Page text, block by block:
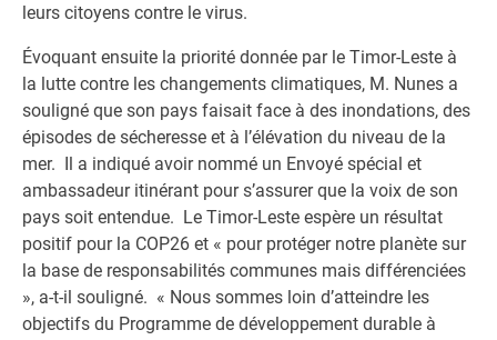
leurs citoyens contre le virus.
Évoquant ensuite la priorité donnée par le Timor-Leste à
la lutte contre les changements climatiques, M. Nunes a
souligné que son pays faisait face à des inondations, des
épisodes de sécheresse et à l’élévation du niveau de la
mer. Il a indiqué avoir nommé un Envoyé spécial et
ambassadeur itinérant pour s’assurer que la voix de son
pays soit entendue. Le Timor-Leste espère un résultat
positif pour la COP26 et « pour protéger notre planète sur
la base de responsabilités communes mais différenciées
», a-t-il souligné. « Nous sommes loin d’atteindre les
objectifs du Programme de développement durable à